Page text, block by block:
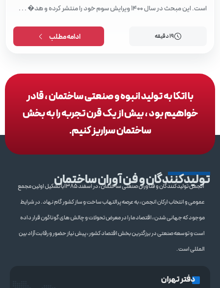
است. این مبحث در سال ۱۴۰۰ ویرایش سوم خود را منتشر کرده و هد� . . .
19 دقیقه ادامه مطلب
با اتکا به تولید انبوه و صنعتی ساختمان ، قادر
خواهیم بود ، بیش از یک قرن تجربه را به بخش
ساختمان سراریز کنیم.
تولیدکنندگان و فن آوران ساختمانانجمن تولیدکنندگان و فنآوران صنعتی ساختمان ، در اسفند 1385با تشکیل اولین مجمع
عمومی و انتخاب ارکان انجمن ، به عرصه پرالتهاب ساخت و ساز کشور گام نهاد . در شرایط
موجود که جهانی شدن ، اقتصاد ما را در معرض تحولات و چالش های گوناگون قرار داده
است و توسعه صنعتی در برزگترین بخش اقتصاد کشور ، پیش نیاز حضور و رقابت آزاد بین
المللی است .
دفتر تهران